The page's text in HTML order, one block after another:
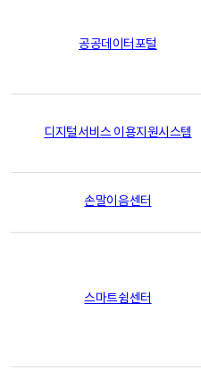
공공데이터포털
디지털서비스 이용지원시스템
손말이음센터
스마트쉼센터